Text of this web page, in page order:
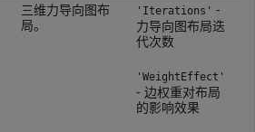
三维力导向图布
局。
'Iterations' -
力导向图布局迭
代次数
'WeightEffect'
- 边权重对布局
的影响效果